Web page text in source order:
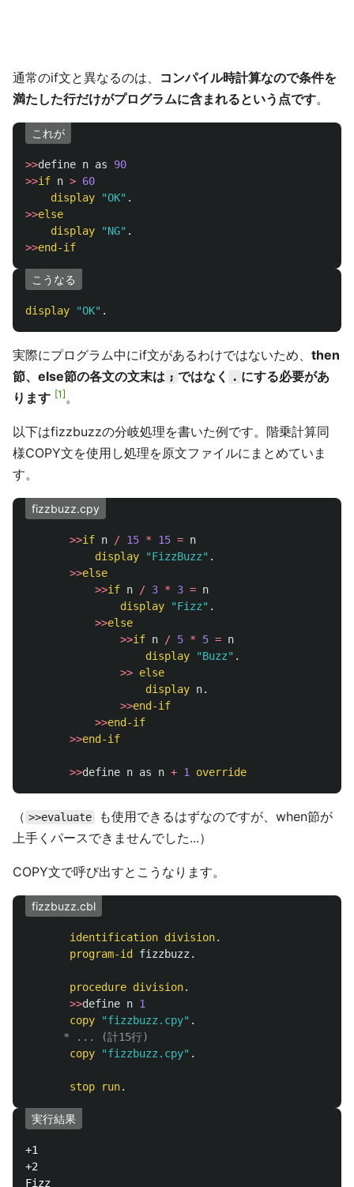
通常のif文と異なるのは、 コンパイル時計算なので条件を
満たした行だけがプログラムに含まれるという点です。
これが
>>define n as
90
>>if n > 60
display
"OK" .
>>else
display
"NG" .
>>end-if
こうなる
display "OK" .
実際にプログラム中にif文があるわけではないため、 then
節、else節の各文の文末は ; ではなく . にする必要があ
ります 1 。
以下はfizzbuzzの分岐処理を書いた例です。階乗計算同
様COPY文を使用し処理を原文ファイルにまとめていま
す。
fizzbuzz.cpy
>>if n / 15 * 15 = n
display
"FizzBuzz" .
>>else
>>if n / 3 * 3 = n
display
"Fizz" .
>>else
>>if n / 5 * 5 = n
display
"Buzz" .
>> else
display n.
>>end-if
>>end-if
>>end-if
>>define n as n + 1 override
（ >>evaluate
も使用できるはずなのですが、when節が
上手くパースできませんでした...）
COPY文で呼び出すとこうなります。
fizzbuzz.cbl
identification division.
program-id
fizzbuzz .
procedure division.
>>define n 1
copy
"fizzbuzz.cpy" .
      * ... (計15行)
copy
"fizzbuzz.cpy" .
stop run.
実行結果
+1
+2
Fizz